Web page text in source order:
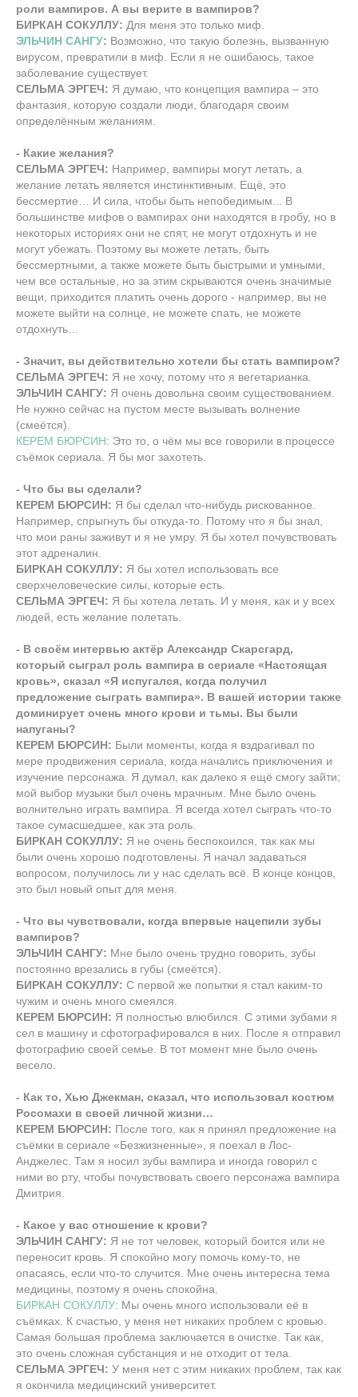
роли вампиров. А вы верите в вампиров?
БИРКАН СОКУЛЛУ: Для меня это только миф.
ЭЛЬЧИН САНГУ: Возможно, что такую болезнь, вызванную
вирусом, превратили в миф. Если я не ошибаюсь, такое
заболевание существует.
СЕЛЬМА ЭРГЕЧ: Я думаю, что концепция вампира – это
фантазия, которую создали люди, благодаря своим
определённым желаниям.
- Какие желания?
СЕЛЬМА ЭРГЕЧ: Например, вампиры могут летать, а
желание летать является инстинктивным. Ещё, это
бессмертие… И сила, чтобы быть непобедимым... В
большинстве мифов о вампирах они находятся в гробу, но в
некоторых историях они не спят, не могут отдохнуть и не
могут убежать. Поэтому вы можете летать, быть
бессмертными, а также можете быть быстрыми и умными,
чем все остальные, но за этим скрываются очень значимые
вещи, приходится платить очень дорого - например, вы не
можете выйти на солнце, не можете спать, не можете
отдохнуть…
- Значит, вы действительно хотели бы стать вампиром?
СЕЛЬМА ЭРГЕЧ: Я не хочу, потому что я вегетарианка.
ЭЛЬЧИН САНГУ: Я очень довольна своим существованием.
Не нужно сейчас на пустом месте вызывать волнение
(смеётся).
КЕРЕМ БЮРСИН: Это то, о чём мы все говорили в процессе
съёмок сериала. Я бы мог захотеть.
- Что бы вы сделали?
КЕРЕМ БЮРСИН: Я бы сделал что-нибудь рискованное.
Например, спрыгнуть бы откуда-то. Потому что я бы знал,
что мои раны заживут и я не умру. Я бы хотел почувствовать
этот адреналин.
БИРКАН СОКУЛЛУ: Я бы хотел использовать все
сверхчеловеческие силы, которые есть.
СЕЛЬМА ЭРГЕЧ: Я бы хотела летать. И у меня, как и у всех
людей, есть желание полетать.
- В своём интервью актёр Александр Скарсгард,
который сыграл роль вампира в сериале «Настоящая
кровь», сказал «Я испугался, когда получил
предложение сыграть вампира». В вашей истории также
доминирует очень много крови и тьмы. Вы были
напуганы?
КЕРЕМ БЮРСИН: Были моменты, когда я вздрагивал по
мере продвижения сериала, когда начались приключения и
изучение персонажа. Я думал, как далеко я ещё смогу зайти;
мой выбор музыки был очень мрачным. Мне было очень
волнительно играть вампира. Я всегда хотел сыграть что-то
такое сумасшедшее, как эта роль.
БИРКАН СОКУЛЛУ: Я не очень беспокоился, так как мы
были очень хорошо подготовлены. Я начал задаваться
вопросом, получилось ли у нас сделать всё. В конце концов,
это был новый опыт для меня.
- Что вы чувствовали, когда впервые нацепили зубы
вампиров?
ЭЛЬЧИН САНГУ: Мне было очень трудно говорить, зубы
постоянно врезались в губы (смеётся).
БИРКАН СОКУЛЛУ: С первой же попытки я стал каким-то
чужим и очень много смеялся.
КЕРЕМ БЮРСИН: Я полностью влюбился. С этими зубами я
сел в машину и сфотографировался в них. После я отправил
фотографию своей семье. В тот момент мне было очень
весело.
- Как то, Хью Джекман, сказал, что использовал костюм
Росомахи в своей личной жизни…
КЕРЕМ БЮРСИН: После того, как я принял предложение на
съёмки в сериале «Безжизненные», я поехал в Лос-
Анджелес. Там я носил зубы вампира и иногда говорил с
ними во рту, чтобы почувствовать своего персонажа вампира
Дмитрия.
- Какое у вас отношение к крови?
ЭЛЬЧИН САНГУ: Я не тот человек, который боится или не
переносит кровь. Я спокойно могу помочь кому-то, не
опасаясь, если что-то случится. Мне очень интересна тема
медицины, поэтому я очень спокойна.
БИРКАН СОКУЛЛУ: Мы очень много использовали её в
съёмках. К счастью, у меня нет никаких проблем с кровью.
Самая большая проблема заключается в очистке. Так как,
это очень сложная субстанция и не отходит от тела.
СЕЛЬМА ЭРГЕЧ: У меня нет с этим никаких проблем, так как
я окончила медицинский университет.